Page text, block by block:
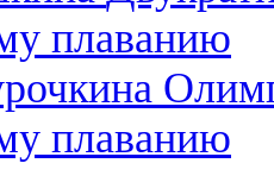
плаванию
плаванию